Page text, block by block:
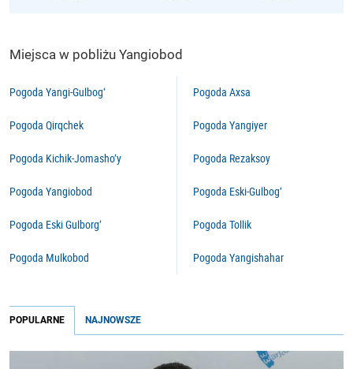
Miejsca w pobliżu Yangiobod
Pogoda Yangi-Gulbog‘
Pogoda Qirqchek
Pogoda Kichik-Jomasho‘y
Pogoda Yangiobod
Pogoda Eski Gulborg‘
Pogoda Mulkobod
Pogoda Axsa
Pogoda Yangiyer
Pogoda Rezaksoy
Pogoda Eski-Gulbog‘
Pogoda Tollik
Pogoda Yangishahar
POPULARNE NAJNOWSZE